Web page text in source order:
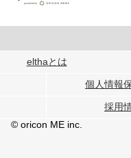
用して、ユーザーに合わせたコン
解析の各パートナーに提供してい
ユーザーが各パートナーに提供
ービスを使用したときに収集し
elthaとは
個人情報
採用
© oricon ME inc.